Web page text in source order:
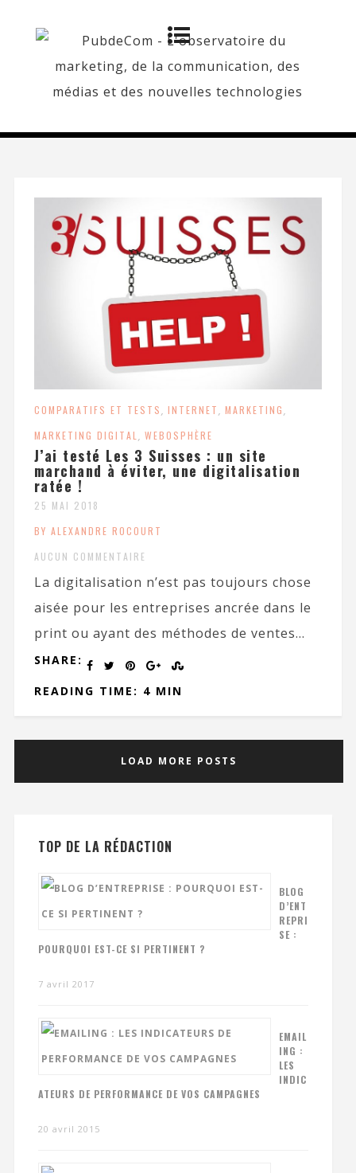
COMPARATIFS ET TESTS, INTERNET, MARKETING,
MARKETING DIGITAL , WEBOSPHÈRE
J’ai testé Les 3 Suisses : un site
marchand à éviter, une digitalisation
ratée !
25 MAI 2018
BY ALEXANDRE ROCOURT
AUCUN COMMENTAIRE
La digitalisation n’est pas toujours chose
aisée pour les entreprises ancrée dans le
print ou ayant des méthodes de ventes...
SHARE:
READING TIME: 4 MIN
LOAD MORE POSTS
TOP DE LA RÉDACTION
BLOG
D’ENT
REPRI
SE :
POURQUOI EST-CE SI PERTINENT ?
7 avril 2017
EMAIL
ING :
LES
INDIC
ATEURS DE PERFORMANCE DE VOS CAMPAGNES
20 avril 2015